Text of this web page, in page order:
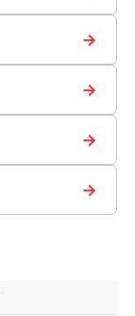
→
→
→
→